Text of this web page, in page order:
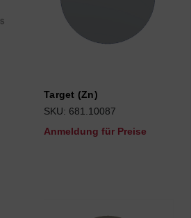
Target (Zn)
SKU: 681.10087
Anmeldung für Preise